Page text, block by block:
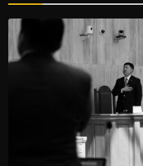
2026.08.08